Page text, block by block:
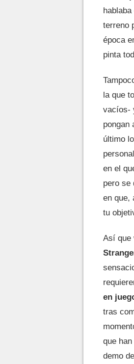
terreno
época
pinta
la que
vacíos-
pongan
último
en el
pero se
en que,
tu
Así que
en
tras
que
demo